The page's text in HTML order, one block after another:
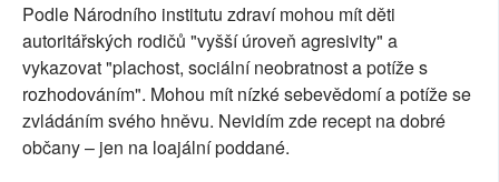
Podle Národního institutu zdraví mohou mít děti
autoritářských rodičů "vyšší úroveň agresivity" a
vykazovat "plachost, sociální neobratnost a potíže s
rozhodováním". Mohou mít nízké sebevědomí a potíže se
zvládáním svého hněvu. Nevidím zde recept na dobré
občany – jen na loajální poddané.